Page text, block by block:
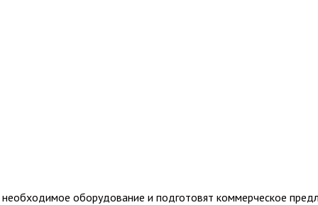
оборудование и подготовят коммерческое